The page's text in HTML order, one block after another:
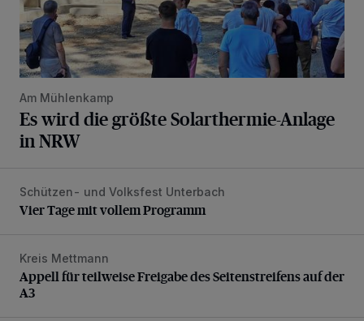
Am Mühlenkamp
Es wird die größte Solarthermie-Anlage
in NRW
Vier Tage mit vollem Programm
Schützen- und Volksfest Unterbach
Vier Tage mit vollem Programm
Appell für teilweise Freigabe des Seitenstreifens auf der A3
Kreis Mettmann
Appell für teilweise Freigabe des Seitenstreifens auf der
A3